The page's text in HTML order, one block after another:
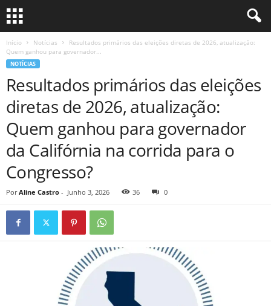
Início Notícias
Resultados primários das eleições diretas de 2026, atualização:
Quem ganhou para governador...
NOTÍCIAS
Resultados primários das eleições
diretas de 2026, atualização:
Quem ganhou para governador
da Califórnia na corrida para o
Congresso?
Por Aline Castro - Junho 3, 2026 36 0